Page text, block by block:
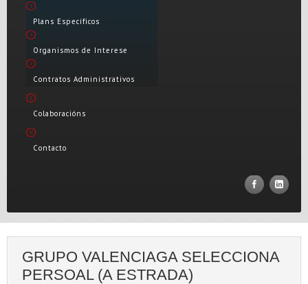
Plans Específicos
Organismos de Interese
Contratos Administrativos
Colaboracións
Contacto
GRUPO VALENCIAGA SELECCIONA
PERSOAL (A ESTRADA)